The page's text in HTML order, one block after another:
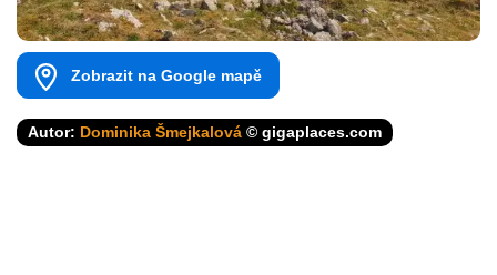
Zobrazit na Google mapě
Autor: Dominika Šmejkalová © gigaplaces.com